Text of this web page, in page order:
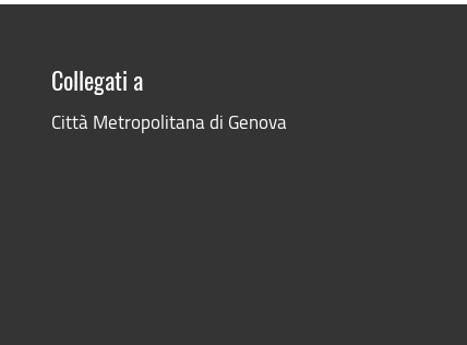
Collegati a
Città Metropolitana di Genova